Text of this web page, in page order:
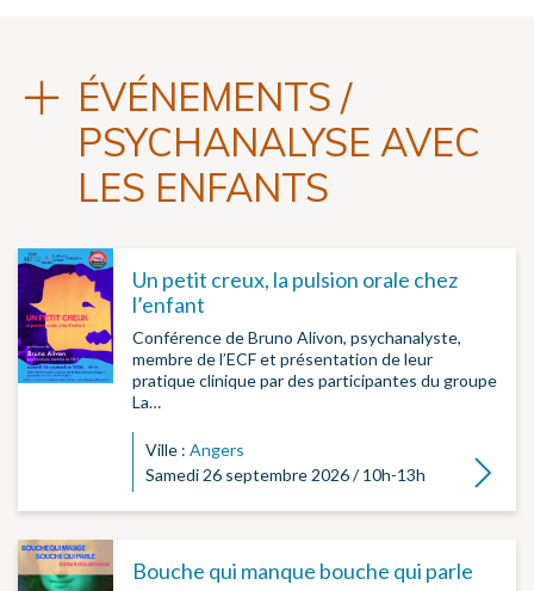
ÉVÉNEMENTS /
PSYCHANALYSE AVEC
LES ENFANTS
Un petit creux, la pulsion orale chez
l’enfant
Conférence de Bruno Alivon, psychanalyste,
membre de l’ECF et présentation de leur
pratique clinique par des participantes du groupe
La…
Ville : Angers
Samedi 26 septembre 2026 / 10h-13h
Lire la
Bouche qui manque bouche qui parle